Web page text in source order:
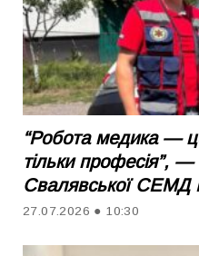
“Робота медика —
тільки професія”,
Свалявської СЕМД
27.07.2026 ● 10:30